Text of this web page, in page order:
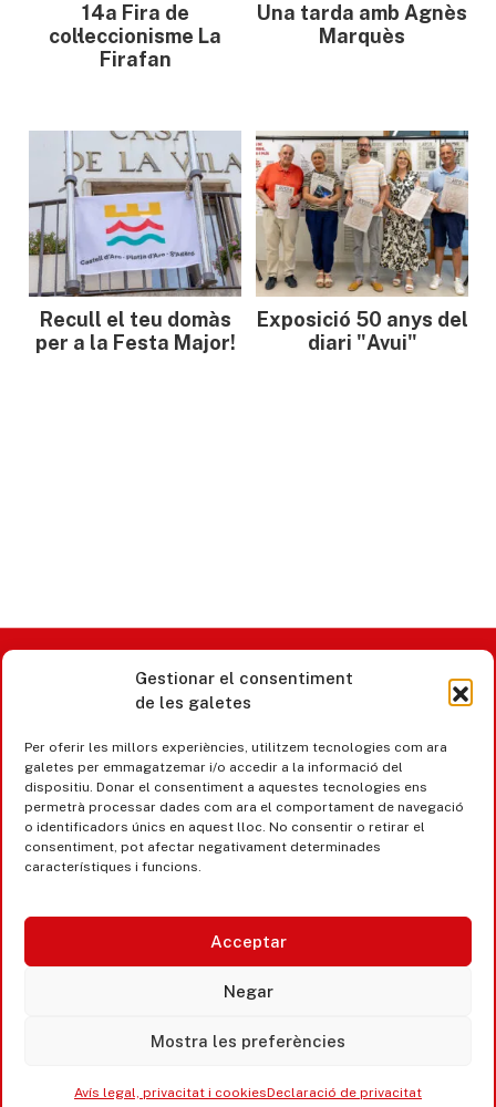
Gestionar el consentiment
de les galetes
Per oferir les millors experiències, utilitzem tecnologies com ara
galetes per emmagatzemar i/o accedir a la informació del
dispositiu. Donar el consentiment a aquestes tecnologies ens
permetrà processar dades com ara el comportament de navegació
o identificadors únics en aquest lloc. No consentir o retirar el
consentiment, pot afectar negativament determinades
característiques i funcions.
Acceptar
Negar
Mostra les preferències
Avís legal, privacitat i cookiesDeclaració de privacitat
14a Fira de
col·leccionisme La
Firafan
Una tarda amb Agnès
Marquès
Recull el teu domàs
per a la Festa Major!
Exposició 50 anys del
diari "Avui"
Castell d’Aro · Platja d’Aro · S’Agaró
365 www.platjadaro
Accesibilitat
Equipaments municipals